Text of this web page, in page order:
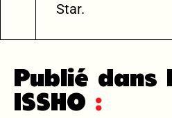
Star.
Publié dans
ISSHO :